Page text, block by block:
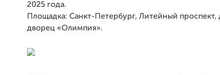
2025 года.
Площадка: Санкт-Петербург, Литейный проспект,
дворец «Олимпия».